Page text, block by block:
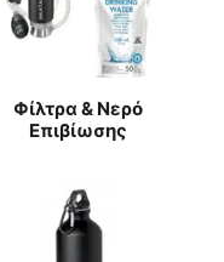
Φίλτρα & Νερό
Επιβίωσης